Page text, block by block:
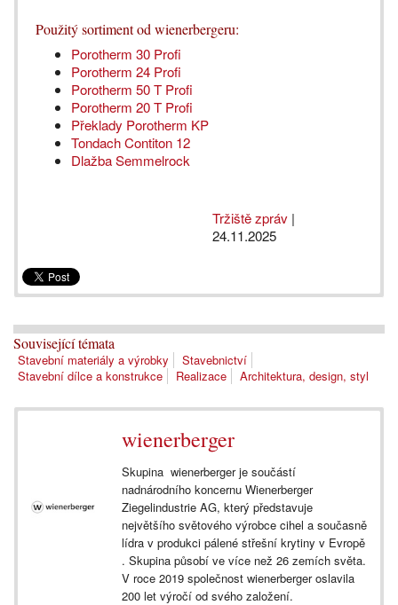
Použitý sortiment od wienerbergeru:
Porotherm 30 Profi
Porotherm 24 Profi
Porotherm 50 T Profi
Porotherm 20 T Profi
Překlady Porotherm KP
Tondach Contiton 12
Dlažba Semmelrock
Tržiště zpráv |
24.11.2025
Související témata
Stavební materiály a výrobky
Stavebnictví
Stavební dílce a konstrukce
Realizace Architektura, design, styl
wienerberger
Skupina wienerberger je součástí
nadnárodního koncernu Wienerberger
Ziegelindustrie AG, který představuje
největšího světového výrobce cihel a současně
lídra v produkci pálené střešní krytiny v Evropě
. Skupina působí ve více než 26 zemích světa.
V roce 2019 společnost wienerberger oslavila
200 let výročí od svého založení.